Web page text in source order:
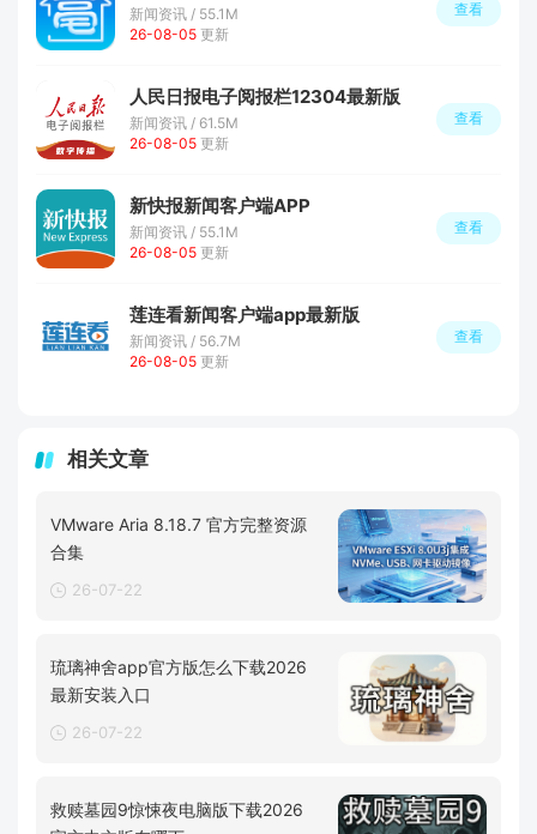
新闻资讯 / 55.1M
26-08-05 更新
查看
人民日报电子阅报栏12304最新版
新闻资讯 / 61.5M
26-08-05 更新
查看
新快报新闻客户端APP
新闻资讯 / 55.1M
26-08-05 更新
查看
莲连看新闻客户端app最新版
新闻资讯 / 56.7M
26-08-05 更新
查看
相关文章
VMware Aria 8.18.7 官方完整资源
合集
26-07-22
琉璃神舍app官方版怎么下载2026
最新安装入口
26-07-22
救赎墓园9惊悚夜电脑版下载2026